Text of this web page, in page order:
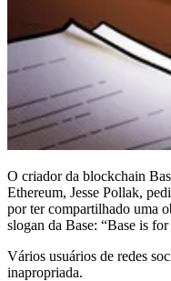
O criador da blockchain
Ethereum, Jesse Pollak,
por ter compartilhado uma
slogan da Base: “Base is
Vários usuários de redes
inapropriada.